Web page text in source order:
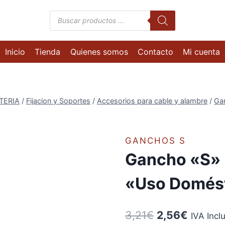
Búsqueda
de
productos
Inicio Tienda Quienes somos Contacto Mi cuenta
/ Fijacion y Soportes / Accesorios para cable y alambre /
GANCHOS S
Gancho
«Uso
3,21€ El
2,56€ElIVA